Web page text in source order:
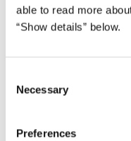
able to read more
“Show details” below.
Necessary
Preferences
pressemødet. For
Tilmeldte journalister